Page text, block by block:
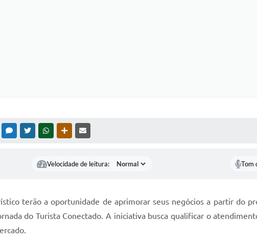
MESSENGER
TWITTERWHATSAPPOUTRAS MÍDIAS
Velocidade de leitura: Tom
terão a oportunidade de aprimorar seus negócios a partir do
do Turista Conectado. A iniciativa busca qualificar o